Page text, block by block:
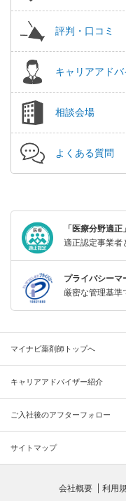
評判・口コミ
キャリアアド
相談会場
よくある質問
「医療分野適
適正認定事業者
プライバシーマ
厳密な管理基準
マイナビ薬剤師トップへ
キャリアアドバイザー紹介
ご入社後のアフターフォロー
サイトマップ
会社概要 利用